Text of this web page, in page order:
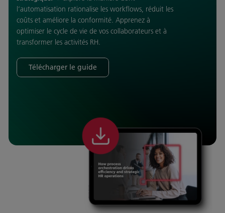
l’automatisation rationalise les workflows, réduit les
coûts et améliore la conformité. Apprenez à
optimiser le cycle de vie de vos collaborateurs et à
transformer les activités RH.
Télécharger le guide